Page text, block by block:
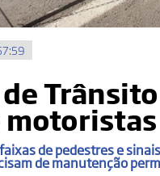
motoristas
de pedestres e
de manutenção